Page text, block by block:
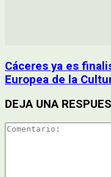
Cáceres ya es
Europea de la
DEJA UNA